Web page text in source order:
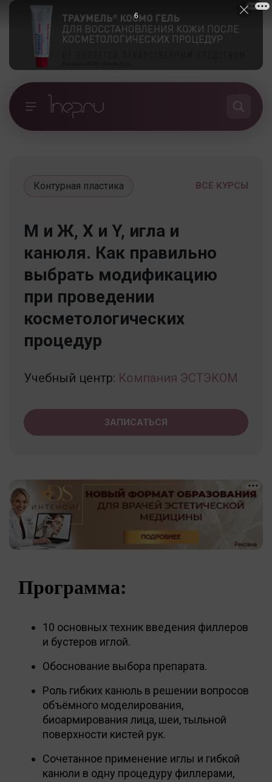
ВСЕ КУРСЫ
Контурная пластика
М и Ж, X и Y, игла и
канюля. Как правильно
выбрать модификацию
при проведении
косметологических
процедур
Учебный центр: Компания ЭСТЭКОМ
ЗАПИСАТЬСЯ
Программа:
10 основных техник введения филлеров
и бустеров иглой.
Обоснование выбора препарата.
Роль гибких канюль в решении вопросов
объёмного моделирования,
биоармирования лица, шеи, тыльной
поверхности кистей рук.
Сочетанное применение иглы и гибкой
канюли в одну процедуру филлерами,
5